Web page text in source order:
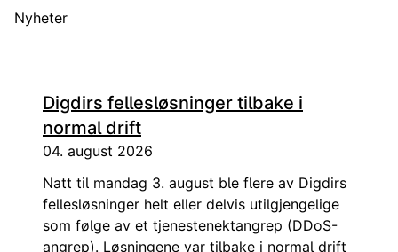
Nyheter
Digdirs fellesløsninger tilbake i
normal drift
04. august 2026
Natt til mandag 3. august ble flere av Digdirs
fellesløsninger helt eller delvis utilgjengelige
som følge av et tjenestenektangrep (DDoS-
angrep). Løsningene var tilbake i normal drift